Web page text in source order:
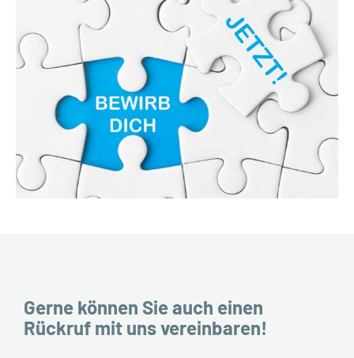
Gerne können Sie auch einen
Rückruf mit uns vereinbaren!